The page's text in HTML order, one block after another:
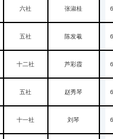
六社 张淑桂
五社 陈发羲
十二社 芦彩霞
五社 赵秀琴
十一社 刘琴